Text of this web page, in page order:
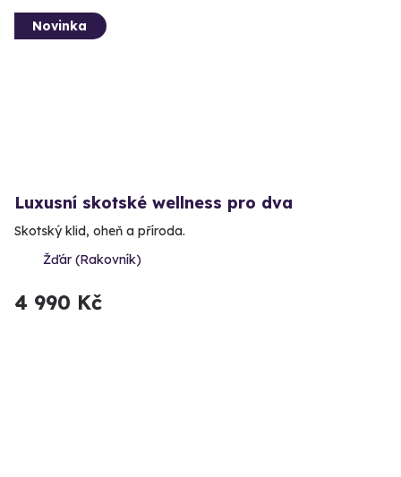
Novinka
Luxusní skotské wellness pro dva
Skotský klid, oheň a příroda.
Žďár (Rakovník)
4 990 Kč